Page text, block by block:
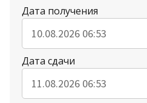
Дата получения
Дата сдачи